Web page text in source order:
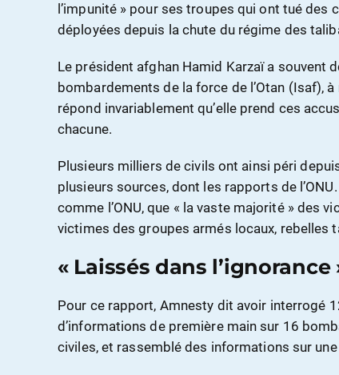
l’impunité » pour ses troupes qui ont tué des
déployées depuis la chute du régime des
Le président afghan Hamid Karzaï a souvent
bombardements de la force de l’Otan (Isaf),
répond invariablement qu’elle prend ces
chacune.
Plusieurs milliers de civils ont ainsi péri
plusieurs sources, dont les rapports de
comme l’ONU, que « la vaste majorité » des
victimes des groupes armés locaux, rebelles
« Laissés dans l’ignorance
Pour ce rapport, Amnesty dit avoir interrogé
d’informations de première main sur 16
civiles, et rassemblé des informations sur